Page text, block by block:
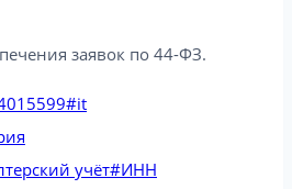
заявок по 44-ФЗ.
#it
учёт#ИНН